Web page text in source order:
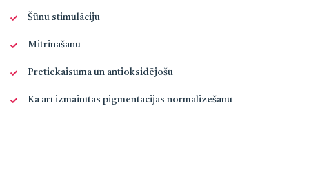
Šūnu stimulāciju
Mitrināšanu
Pretiekaisuma un antioksidējošu
Kā arī izmainītas pigmentācijas normalizēšanu